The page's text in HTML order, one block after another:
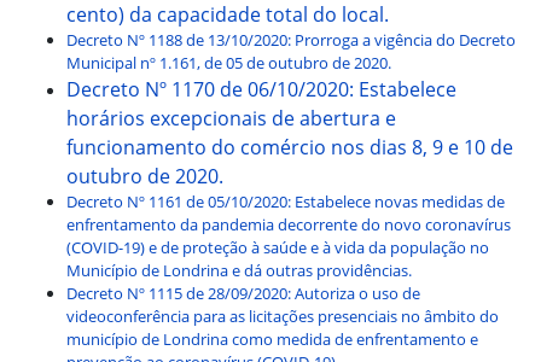
cento) da capacidade total do local.
Decreto Nº 1188 de 13/10/2020: Prorroga a vigência do Decreto
Municipal nº 1.161, de 05 de outubro de 2020.
Decreto Nº 1170 de 06/10/2020: Estabelece
horários excepcionais de abertura e
funcionamento do comércio nos dias 8, 9 e 10 de
outubro de 2020.
Decreto Nº 1161 de 05/10/2020: Estabelece novas medidas de
enfrentamento da pandemia decorrente do novo coronavírus
(COVID-19) e de proteção à saúde e à vida da população no
Município de Londrina e dá outras providências.
Decreto Nº 1115 de 28/09/2020: Autoriza o uso de
videoconferência para as licitações presenciais no âmbito do
município de Londrina como medida de enfrentamento e